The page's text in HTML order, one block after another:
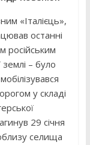
«Італієць»,
останні
російським
– було
у складі
29 січня
селища